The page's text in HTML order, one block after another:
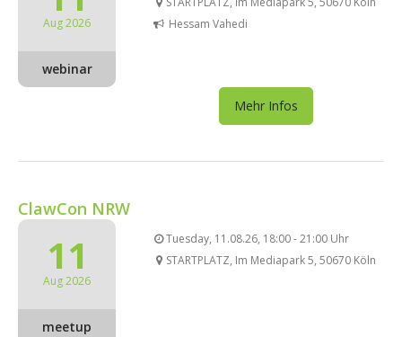
Aug 2026
webinar
Hessam Vahedi
Mehr Infos
ClawCon NRW
11
Aug 2026
meetup
Tuesday, 11.08.26, 18:00 - 21:00 Uhr
STARTPLATZ, Im Mediapark 5, 50670 Köln